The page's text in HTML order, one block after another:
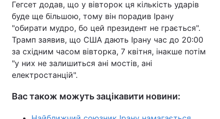
Гегсет додав, що у вівторок ця кількість ударів
буде ще більшою, тому він порадив Ірану
"обирати мудро, бо цей президент не грається".
Трамп заявив, що США дають Ірану час до 20:00
за східним часом вівторка, 7 квітня, інакше потім
"у них не залишиться ані мостів, ані
електростанцій".
Вас також можуть зацікавити новини: